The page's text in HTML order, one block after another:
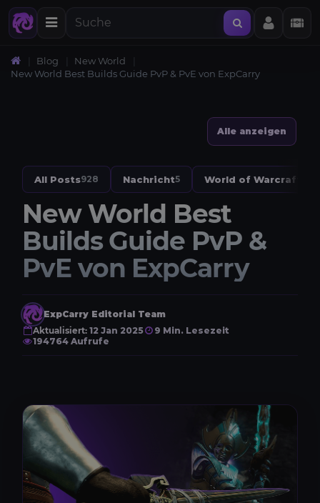
Blog
New World
New World Best Builds Guide PvP & PvE von ExpCarry
Alle anzeigen
All Posts928 Nachricht5 World of Warcraft
New World Best
Builds Guide PvP &
PvE von ExpCarry
ExpCarry Editorial Team
Aktualisiert: 12 Jan 2025
9 Min. Lesezeit
194764 Aufrufe